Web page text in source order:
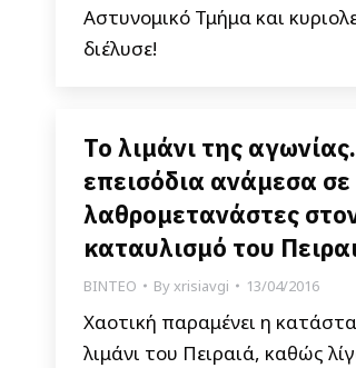
Αστυνομικό Τμήμα και
διέλυσε!
Το λιμάνι της
επεισόδια ανάμεσα σε
λαθρομετανάστες
καταυλισμό του
ΒΙΝΤΕΟ Byxrisiavgi 13/04/2016
Χαοτική παραμένει η
λιμάνι του Πειραιά, καθώς